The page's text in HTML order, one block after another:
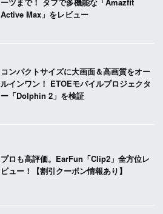
Active Max」をレビュー
コンパクトサイズに大画面＆高画質をオー
ルインワン！ ETOEモバイルプロジェクタ
ー「Dolphin 2」を検証
プロも高評価。EarFun「Clip2」全方位レ
ビュー！【割引クーポン情報あり】